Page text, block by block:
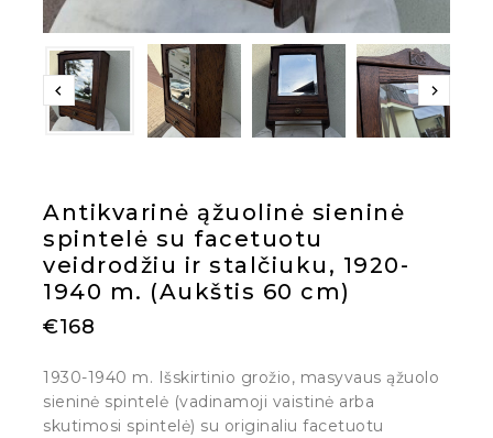
Antikvarinė ąžuolinė sieninė
spintelė su facetuotu
veidrodžiu ir stalčiuku, 1920-
1940 m. (Aukštis 60 cm)
€168
1930-1940 m. Išskirtinio grožio, masyvaus ąžuolo
sieninė spintelė (vadinamoji vaistinė arba
skutimosi spintelė) su originaliu facetuotu